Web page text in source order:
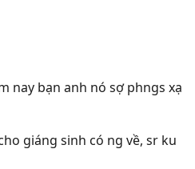
nay bạn anh nó sợ phngs xạ
giáng sinh có ng về, sr ku